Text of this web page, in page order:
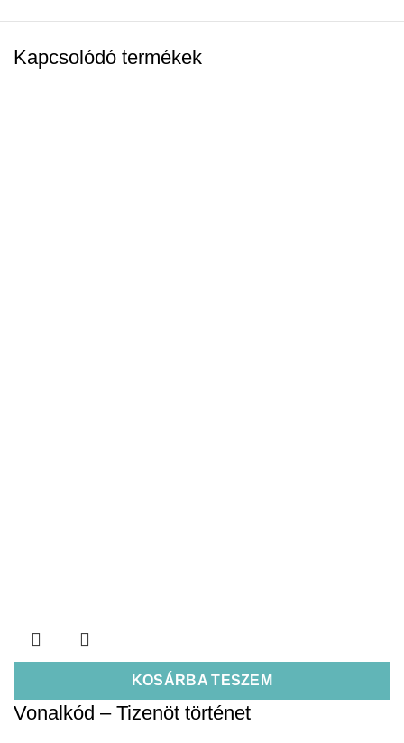
Kapcsolódó termékek
KOSÁRBA TESZEM
Vonalkód – Tizenöt történet